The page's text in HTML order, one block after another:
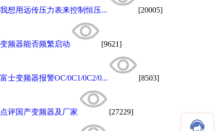
我想用远传压力表来控制恒压... [20005]
变频器能否频繁启动 [9621]
富士变频器报警OC/0C1/0C2/0... [8503]
点评国产变频器及厂家 [27229]